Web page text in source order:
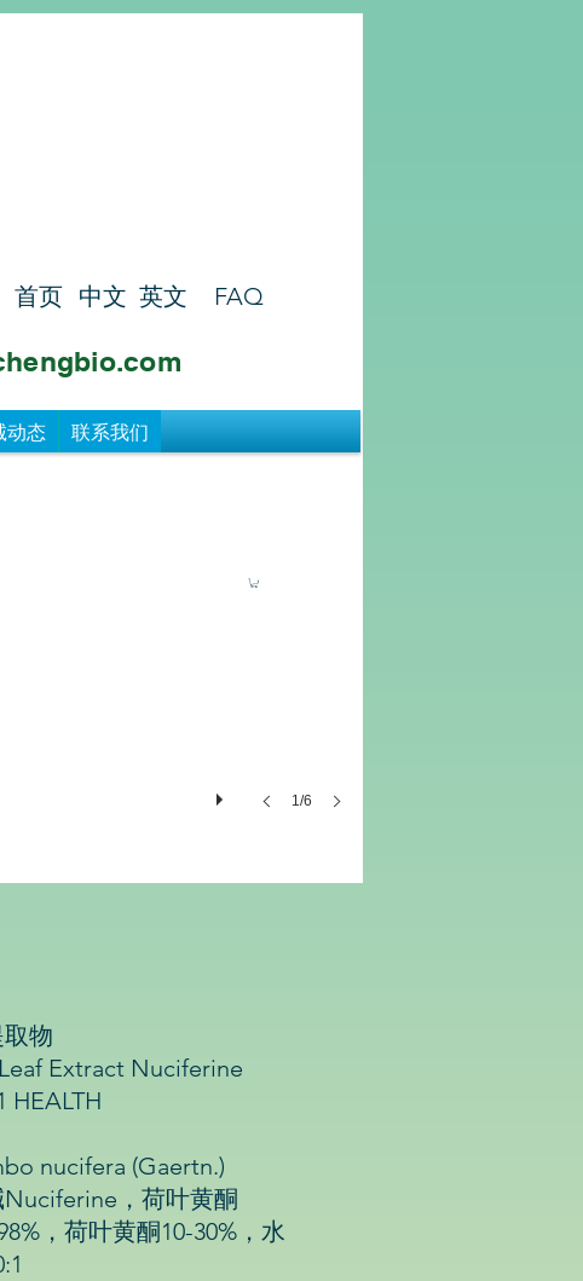
首页 中文 英文 FAQ
动态 联系我们
1/6
物
Extract Nuciferine
HEALTH
nucifera (Gaertn.)
，荷叶黄酮
，荷叶黄酮10-30%，水